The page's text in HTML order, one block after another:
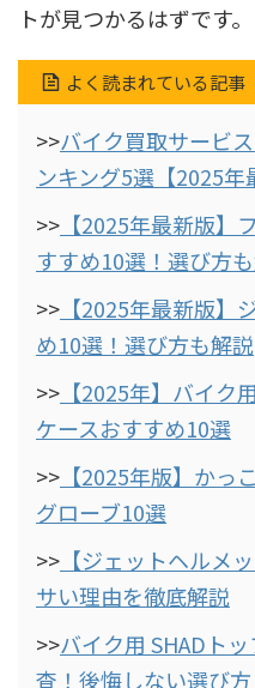
トが見つかるはずです。
よく読まれている記事
>>バイク買取サービ
ンキング5選【2025年
>> 【2025年最新版】
すすめ10選！選び方
>> 【2025年最新版】
め10選！選び方も解説
>> 【2025年】バイク
ケースおすすめ10選
>> 【2025年版】かっ
グローブ10選
>> 【ジェットヘルメ
サい理由を徹底解説
>>バイク用 SHADト
査！後悔しない選び